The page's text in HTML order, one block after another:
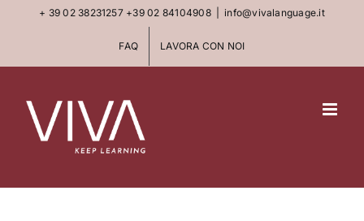
+ 39 02 38231257 +39 02 84104908 info@vivalanguage.it
FAQ LAVORA CON NOI